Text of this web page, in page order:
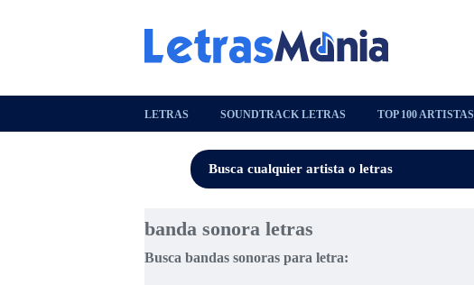
LETRAS SOUNDTRACK LETRAS TOP 100 ARTISTAS
banda sonora letras
Busca bandas sonoras para letra: